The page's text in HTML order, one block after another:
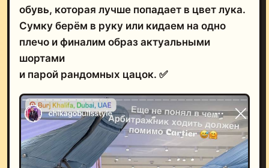
обувь, которая лучше попадает в цвет лука.
Сумку берём в руку или кидаем на одно
плечо и финалим образ актуальными
шортами
и парой рандомных цацок. ✅